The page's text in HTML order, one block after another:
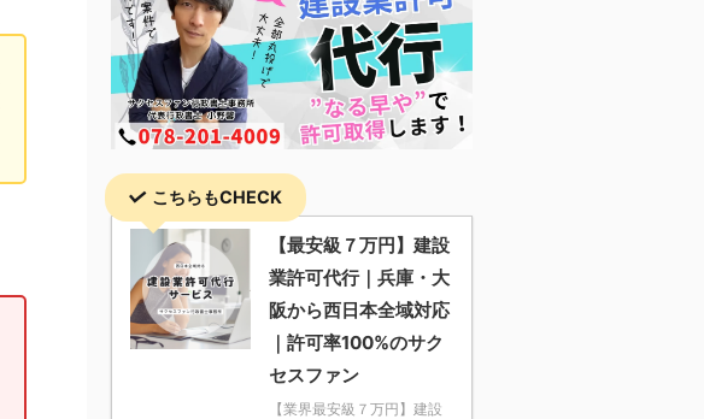
こちらもCHECK
【最安級７万円】建設
業許可代行｜兵庫・大
阪から西日本全域対応
｜許可率100%のサク
セスファン
【業界最安級７万円】建設